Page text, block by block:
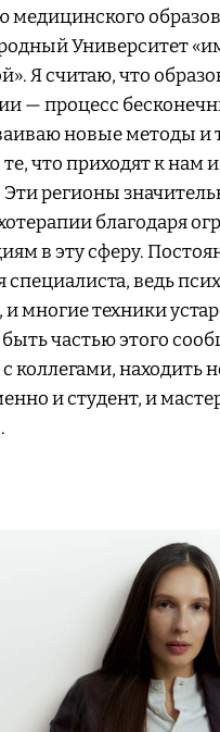
Университет
Я считаю, что
— процесс
новые методы и
что приходят к нам
регионы
благодаря
в эту сферу.
специалиста, ведь
и многие техники
частью этого
коллегами, находить
и студент, и